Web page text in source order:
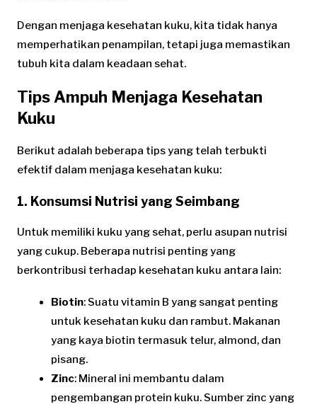
Dengan menjaga kesehatan kuku, kita tidak hanya
memperhatikan penampilan, tetapi juga memastikan
tubuh kita dalam keadaan sehat.
Tips Ampuh Menjaga Kesehatan
Kuku
Berikut adalah beberapa tips yang telah terbukti
efektif dalam menjaga kesehatan kuku:
1. Konsumsi Nutrisi yang Seimbang
Untuk memiliki kuku yang sehat, perlu asupan nutrisi
yang cukup. Beberapa nutrisi penting yang
berkontribusi terhadap kesehatan kuku antara lain:
Biotin: Suatu vitamin B yang sangat penting
untuk kesehatan kuku dan rambut. Makanan
yang kaya biotin termasuk telur, almond, dan
pisang.
Zinc: Mineral ini membantu dalam
pengembangan protein kuku. Sumber zinc yang